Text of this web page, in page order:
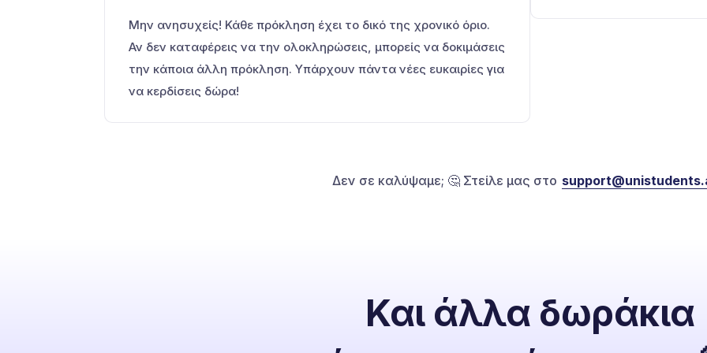
Μην ανησυχείς! Κάθε πρόκληση έχει το δικό της χρονικό όριο.
Αν δεν καταφέρεις να την ολοκληρώσεις, μπορείς να δοκιμάσεις
την κάποια άλλη πρόκληση. Υπάρχουν πάντα νέες ευκαιρίες για
να κερδίσεις δώρα!
Δεν σε καλύψαμε; 🤔 Στείλε μας στο
Και άλλα δωράκια